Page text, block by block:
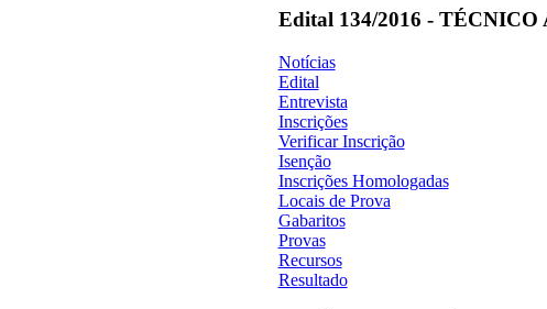
Edital 134/2016 -
Notícias
Edital
Entrevista
Inscrições
Verificar Inscrição
Isenção
Inscrições Homologadas
Locais de Prova
Gabaritos
Provas
Recursos
Resultado